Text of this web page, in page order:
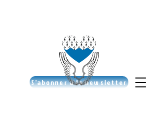
S'abonner à la newsletter